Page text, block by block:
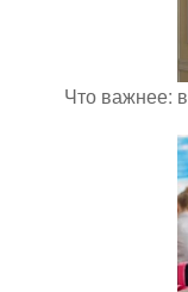
Что важнее: